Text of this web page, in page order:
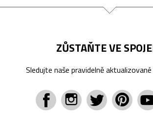
ZŮSTAŇTE VE
Sledujte naše pravidelně